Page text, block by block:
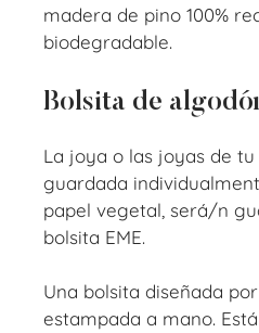
madera de pino 100%
biodegradable.
Bolsita de
La joya o las joyas de
guardada
papel vegetal, será/n
bolsita EME.
Una bolsita diseñada
estampada a mano.